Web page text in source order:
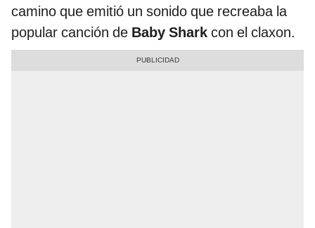
camino que emitió un sonido que recreaba la
popular canción de Baby Shark con el claxon.